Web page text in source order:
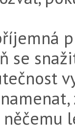
se